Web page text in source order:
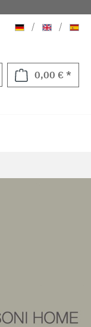
Aleman
/ Ingles/
0,00 € *